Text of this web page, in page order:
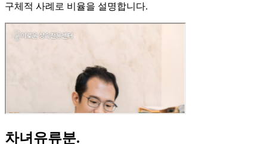
구체적 사례로 비율을 설명합니다.
차녀유류분.